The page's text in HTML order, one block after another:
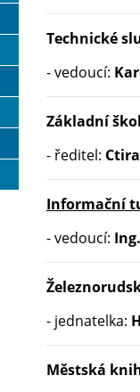
Technické
- vedoucí:
Základní
- ředitel:
Informační
- vedoucí:
- jednatelka:
Městská